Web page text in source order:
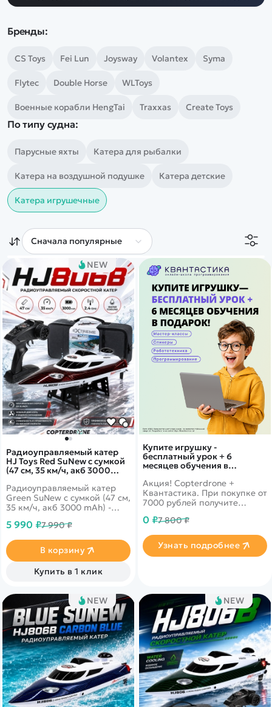
Бренды:
CS Toys Fei Lun Joysway Volantex Syma
Flytec Double Horse WLToys
Военные корабли HengTai Traxxas Create Toys
По типу судна:
Парусные яхты Катера для рыбалки
Катера на воздушной подушке Катера детские
Катера игрушечные
Купите игрушку -
бесплатный урок + 6
месяцев обучения в
Акция! Copterdrone +
Квантастика. При покупке от
7000 рублей получите
нашего партнера
0 ₽7 800 ₽
Узнать подробнее
NEW
Радиоуправляемый катер
HJ Toys Red SuNew с сумкой
(47 см, 35 км/ч, акб 3000
Радиоуправляемый катер
Green SuNew с сумкой (47 см,
35 км/ч, акб 3000 mAh) -
компактная, мобильная,
даже тех, кто был далек от
мира радиоуправляемой
техники. Катер легко
справится с волной,
обойдет соперников и
придет к финишу первым.
5 990 ₽7 990 ₽
В корзину
Купить в 1 клик
NEW NEW
Дополнительный способ связи
Заказать звонок
Наши соцсети:
Каталог
Машинки
Танки
Вертолеты
Катера
Роботы
Самолеты
Сборные модели
Детские электромобили
Спецтехника
Железные дороги
Конструкторы
Запчасти для моделей
Информация
Оптовые продажи
Блог
Статьи про беспилотники
Обзор квадрокоптеров
Аренда Квадрокоптеров
Покупка в кредит
Покупателю
Контакты
Оплата и доставка
Помощь
Отследить заказ
Оплата на сайте